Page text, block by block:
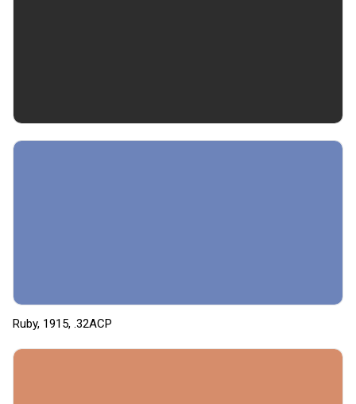
Ruby, 1915, .32ACP